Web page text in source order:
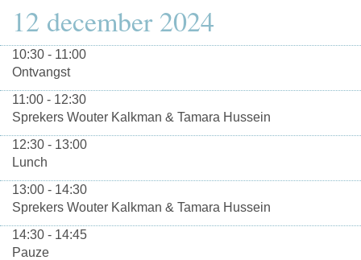
12 december 2024
10:30 - 11:00
Ontvangst
11:00 - 12:30
Sprekers Wouter Kalkman & Tamara Hussein
12:30 - 13:00
Lunch
13:00 - 14:30
Sprekers Wouter Kalkman & Tamara Hussein
14:30 - 14:45
Pauze